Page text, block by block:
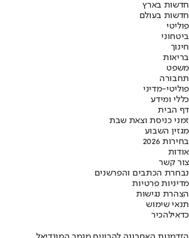
חדשות בארץ
חדשות בעולם
פוליטי
ביטחוני
חינוך
בריאות
משפט
תחבורה
פוליטי-מדיני
כללי ומידע
דף הבית
זמני כניסת וצאת שבת
מגזין השבוע
בחירות 2026
אודות
צור קשר
נבחרת הכתבים והפרשנים
מדיניות פרטיות
הצהרת נגישות
תנאי שימוש
כדאילהכיר